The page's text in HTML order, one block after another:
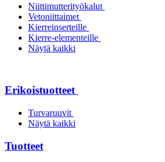
Niittimutterityökalut
Vetoniittaimet
Kierreinserteille
Kierre-elementeille
Näytä kaikki
Erikoistuotteet
Turvaruuvit
Näytä kaikki
Tuotteet